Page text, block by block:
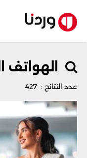
الهواتف
عدد النتائج : 427